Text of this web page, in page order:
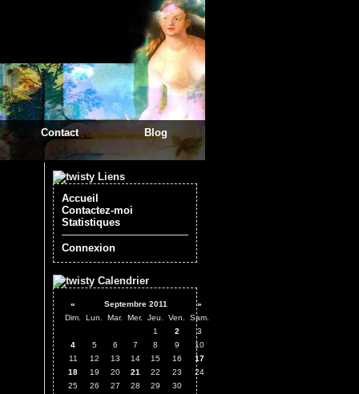
Contact Blog
Liens
Accueil
Contactez-moi
Statistiques
Connexion
Calendrier
« Septembre 2011
»
Dim.
Lun. Mar. Mer. Jeu. Ven.
Sam.
1
2
3
4
5 6 7 8 9
10
11
12 13 14 15 16
17
18
19 20 21 22 23
24
25
26 27 28 29
30